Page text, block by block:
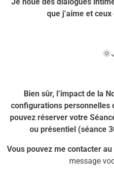
Je noue des dialogues
que j’aime et
Bien sûr, l’impact de la N
configurations personnelles
pouvez réserver votre
ou présentiel (séance
Vous pouvez me contacter
message